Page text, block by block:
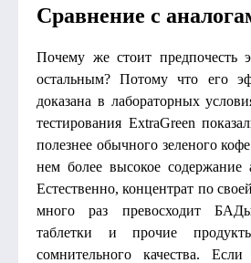
Сравнение с
Почему же стоит предпочесть
остальным? Потому что его
доказана в лабораторных
тестирования ExtraGreen
полезнее обычного зеленого
нем более высокое содержание
Естественно, концентрат по
много раз превосходит
таблетки и прочие
сомнительного качества.